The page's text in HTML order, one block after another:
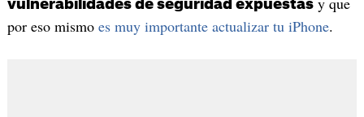
vulnerabilidades de seguridad expuestas
por eso mismo es muy importante actualizar tu iPhone.